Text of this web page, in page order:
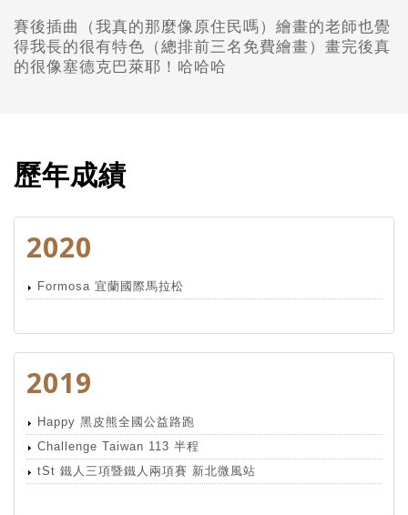
賽後插曲（我真的那麼像原住民嗎）繪畫的老師也覺
得我長的很有特色（總排前三名免費繪畫）畫完後真
的很像塞德克巴萊耶！哈哈哈
歷年成績
2020
Formosa 宜蘭國際馬拉松
2019
Happy 黑皮熊全國公益路跑
Challenge Taiwan 113 半程
tSt 鐵人三項暨鐵人兩項賽 新北微風站